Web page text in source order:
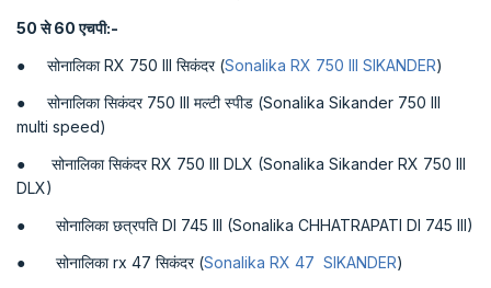
50 से60एचपी:-
● सोनालिका RX 750 III सिकंदर (Sonalika RX 750 III SIKANDER)
● सोनालिका सिकंदर 750 III मल्टी स्पीड (Sonalika Sikander 750 III
multi speed)
● सोनालिका सिकंदर RX 750 III DLX (Sonalika Sikander RX 750 III
DLX)
● सोनालिका छत्रपति DI 745 III (Sonalika CHHATRAPATI DI 745 III)
● सोनालिका rx 47 सिकंदर (Sonalika RX 47 SIKANDER)